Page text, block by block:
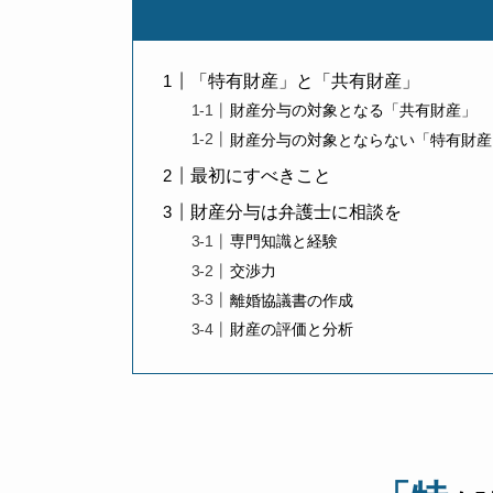
「特有財産」と「共有財産」
財産分与の対象となる「共有財産」
財産分与の対象とならない「特有財
最初にすべきこと
財産分与は弁護士に相談を
専門知識と経験
交渉力
離婚協議書の作成
財産の評価と分析